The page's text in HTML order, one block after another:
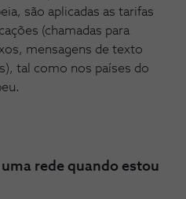
são aplicadas as tarifas
(chamadas para
mensagens de texto
tal como nos países do
rede quando estou